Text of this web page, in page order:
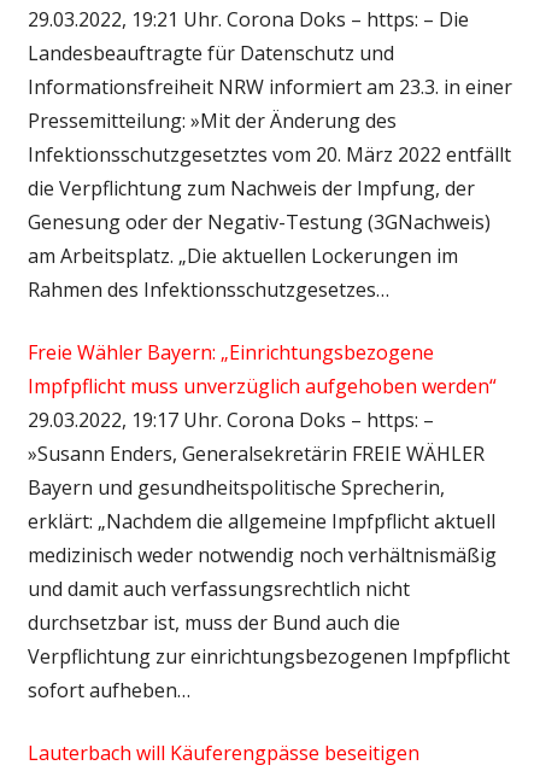
29.03.2022, 19:21 Uhr. Corona Doks – https: – Die
Landesbeauftragte für Datenschutz und
Informationsfreiheit NRW informiert am 23.3. in einer
Pressemitteilung: »Mit der Änderung des
Infektionsschutzgesetztes vom 20. März 2022 entfällt
die Verpflichtung zum Nachweis der Impfung, der
Genesung oder der Negativ-Testung (3GNachweis)
am Arbeitsplatz. „Die aktuellen Lockerungen im
Rahmen des Infektionsschutzgesetzes…
Freie Wähler Bayern: „Einrichtungsbezogene
Impfpflicht muss unverzüglich aufgehoben werden“
29.03.2022, 19:17 Uhr. Corona Doks – https: –
»Susann Enders, Generalsekretärin FREIE WÄHLER
Bayern und gesundheitspolitische Sprecherin,
erklärt: „Nachdem die allgemeine Impfpflicht aktuell
medizinisch weder notwendig noch verhältnismäßig
und damit auch verfassungsrechtlich nicht
durchsetzbar ist, muss der Bund auch die
Verpflichtung zur einrichtungsbezogenen Impfpflicht
sofort aufheben…
Lauterbach will Käuferengpässe beseitigen